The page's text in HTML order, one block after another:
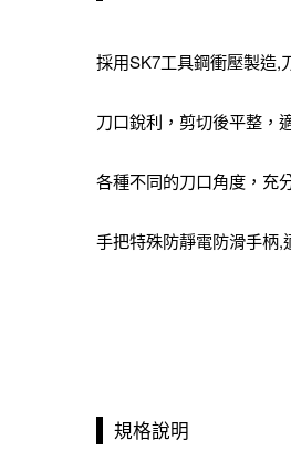
採用SK7工具鋼衝壓製造,
刀口銳利，剪切後平整，
各種不同的刀口角度，充
手把特殊防靜電防滑手柄
規格說明